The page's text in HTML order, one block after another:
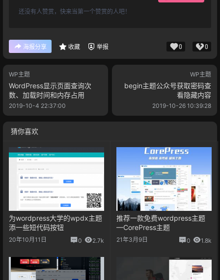
还没有人赞赏，快来当第一个赞赏的人吧！
海报分享 收藏 举报 0 0
WP主题
WordPress显示页面查询次
数、加载时间和内存占用
2019-10-4 22:37:00
WP主题
begin主题公众号获取密码查
看隐藏内容
2019-10-26 10:39:28
猜你喜欢
为wordpress大学的wpdx主题
添一些短代码按钮
20年10月11日 0 2.7k
推荐一款免费wordpress主题
—CorePress主题
21年3月9日 0 1.8k